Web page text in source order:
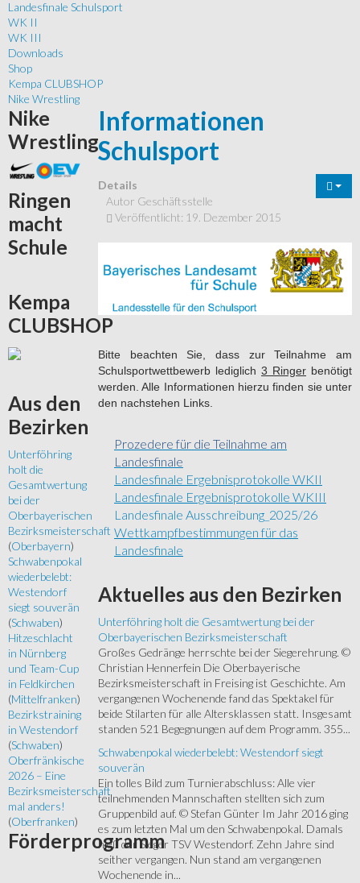
Landesfinale Schulsport
WK II
WK III
Downloads
Shop
Kempa CLUBSHOP
Nike Wrestling
Informationen
Schulsport
Details
Autor Geschäftsstelle
Veröffentlicht: 19. Dezember 2015
Bitte beachten Sie, dass zur Teilnahme am
Schulsportwettbewerb lediglich 3 Ringer benötigt
werden. Alle Informationen hierzu finden sie unter
den nachstehen Links.
Prozedere für die Teilnahme am
Landesfinale
Landesfinale Ergebnisprotokolle WKII
Landesfinale Ergebnisprotokolle WKIII
Landesfinale Ausschreibung_2025/26
Wettkampfbestimmungen für das
Landesfinale
Aktuelles aus den Bezirken
Unterföhring holt die Gesamtwertung bei der
Oberbayerischen Bezirksmeisterschaft
Großes Gedränge herrschte bei der Siegerehrung. ©
Christian Hennerfein Die Oberbayerische
Bezirksmeisterschaft in Freising ist Geschichte. Am
vergangenen Wochenende fand das Spektakel für
beide Stilarten für alle Altersklassen statt. Insgesamt
standen 521 Begegnungen auf dem Programm. 355...
Schwabenpokal wiederbelebt: Westendorf siegt
souverän
Ein tolles Bild zum Turnierabschluss: Alle vier
teilnehmenden Mannschaften stellten sich zum
Gruppenbild auf. © Stefan Günter Im Jahr 2016 ging
es zum letzten Mal um den Schwabenpokal. Damals
hieß der Sieger TSV Westendorf. Zehn Jahre sind
seither vergangen. Nun stand am vergangenen
Wochenende in...
Nike
Wrestling
Ringen
macht
Schule
Kempa
CLUBSHOP
Aus den
Bezirken
Unterföhring
holt die
Gesamtwertung
bei der
Oberbayerischen
Bezirksmeisterschaft
(Oberbayern)
Schwabenpokal
wiederbelebt:
Westendorf
siegt souverän
(Schwaben)
Hitzeschlacht
in Nürnberg
und Team-Cup
in Feldkirchen
(Mittelfranken)
Bezirkstraining
in Westendorf
(Schwaben)
Oberfränkische
2026 – Eine
Bezirksmeisterschaft
mal anders!
(Oberfranken)
Förderprogramm